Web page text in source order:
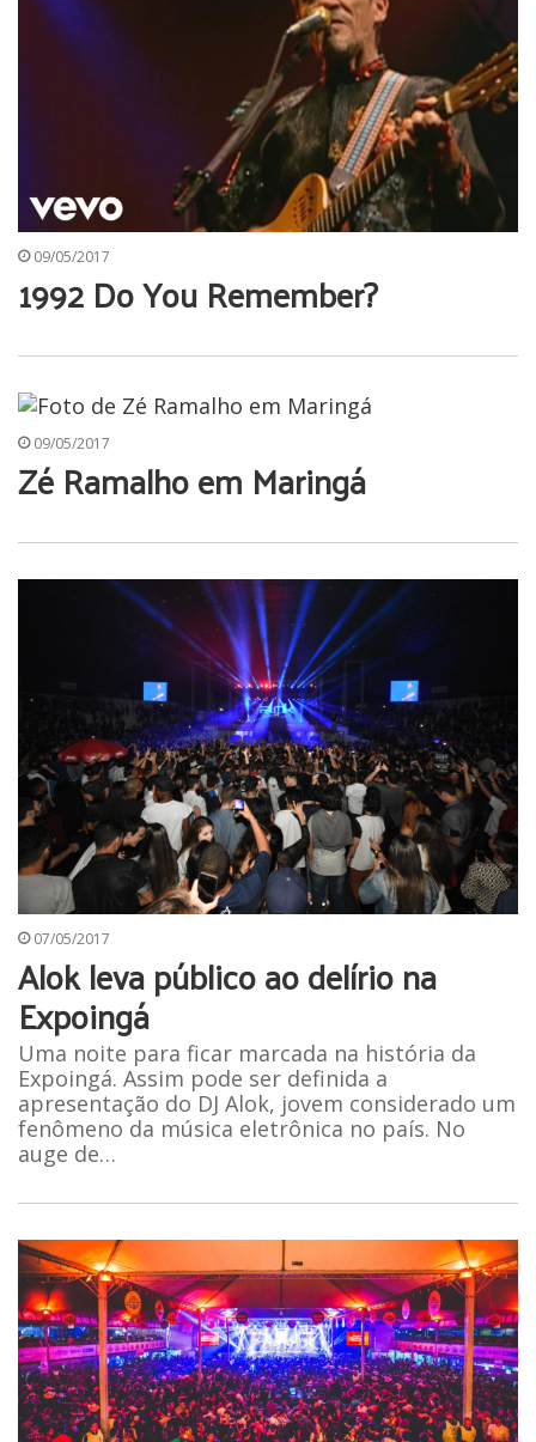
09/05/2017
1992 Do You Remember?
09/05/2017
Zé Ramalho em Maringá
07/05/2017
Alok leva público ao delírio na
Expoingá
Uma noite para ficar marcada na história da
Expoingá. Assim pode ser definida a
apresentação do DJ Alok, jovem considerado um
fenômeno da música eletrônica no país. No
auge de…